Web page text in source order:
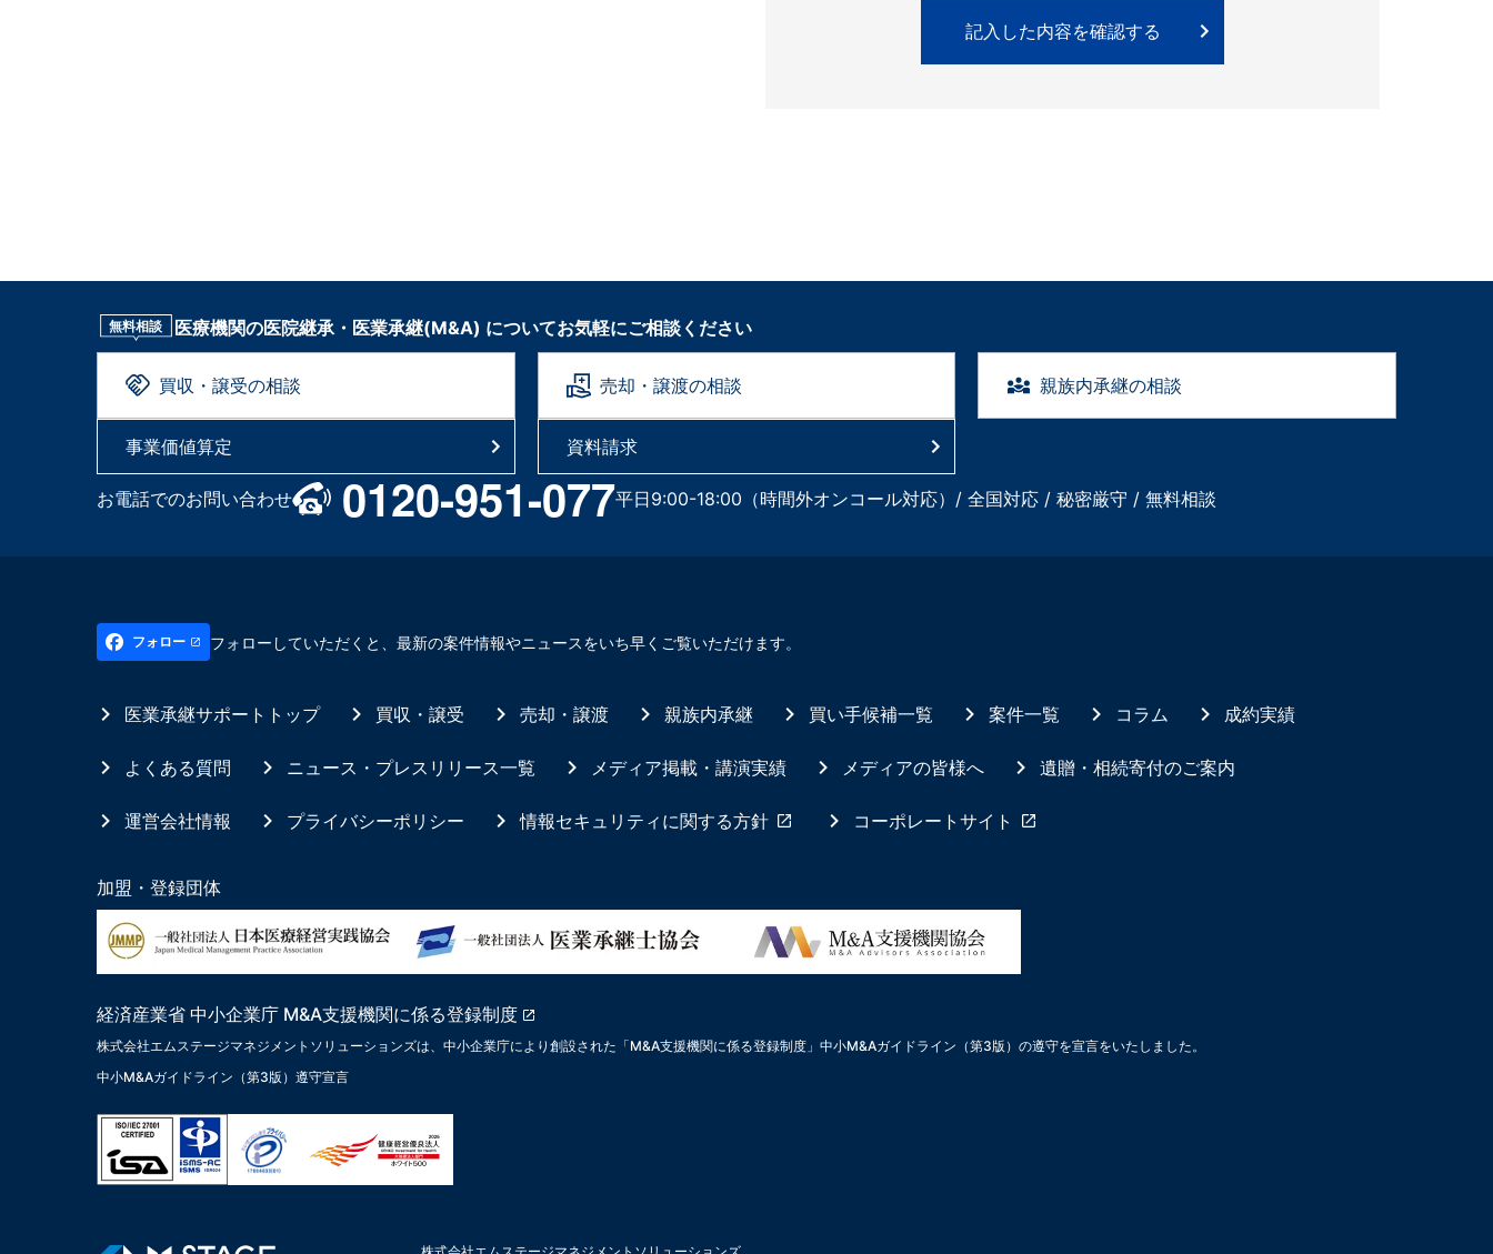
無料相談 医療機関の医院継承・医業承継(M&A) についてお気軽にご相談ください
買収・譲受の相談 売却・譲渡の相談 親族内承継の相談
事業価値算定 資料請求
お電話でのお問い合わせ 0120-951-077平日9:00-18:00（時間外オンコール対応）/ 全国対応 / 秘密厳守 / 無料相談
フォロー フォローしていただくと、最新の案件情報やニュースをいち早くご覧いただけます。
医業承継サポートトップ 買収・譲受 売却・譲渡 親族内承継 買い手候補一覧 案件一覧 コラム 成約実績
よくある質問 ニュース・プレスリリース一覧 メディア掲載・講演実績 メディアの皆様へ 遺贈・相続寄付のご案内
運営会社情報 プライバシーポリシー 情報セキュリティに関する方針 コーポレートサイト
加盟・登録団体
経済産業省 中小企業庁 M&A支援機関に係る登録制度
株式会社エムステージマネジメントソリューションズは、中小企業庁により創設された「M&A支援機関に係る登録制度」中小M&Aガイドライン（第3版）の遵守を宣言をいたしました。
中小M&Aガイドライン（第3版）遵守宣言